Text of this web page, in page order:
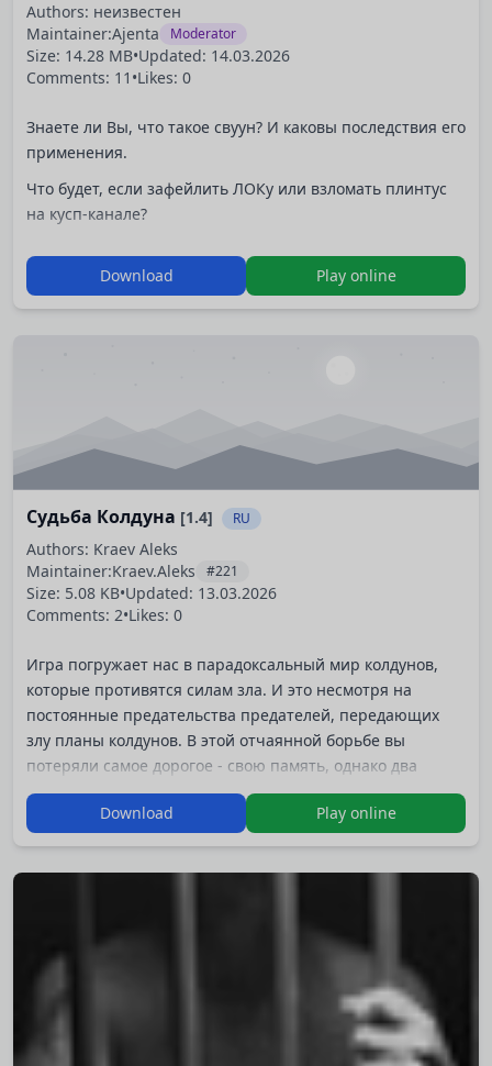
Authors: неизвестен
Maintainer:Ajenta Moderator
Size: 14.28 MB•Updated: 14.03.2026
Comments: 11 •Likes: 0
Знаете ли Вы, что такое свуун? И каковы последствия его
применения.
Что будет, если зафейлить ЛОКу или взломать плинтус
на кусп-канале?
Хотите знать больше - поиграйте в эту игру.
Download Play online
Судьба Колдуна [1.4] RU
Authors: Kraev Aleks
Maintainer:Kraev.Aleks #221
Size: 5.08 KB•Updated: 13.03.2026
Comments: 2•Likes: 0
Игра погружает нас в парадоксальный мир колдунов,
которые противятся силам зла. И это несмотря на
постоянные предательства предателей, передающих
злу планы колдунов. В этой отчаянной борьбе вы
потеряли самое дорогое - свою память, однако два
потрясающих урока, а также упорная тренировка на
крысе вернут вам уверенность в своих силах, а крысе -
лапу и потерянную шерсть :D
Игра участвовала в бесконечном, на мой взгляд,
Download Play online